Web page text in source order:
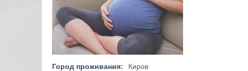
Город проживания:
Киров